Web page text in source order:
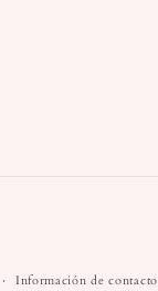
Información de contacto